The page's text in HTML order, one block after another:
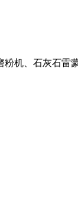
机、石灰石雷